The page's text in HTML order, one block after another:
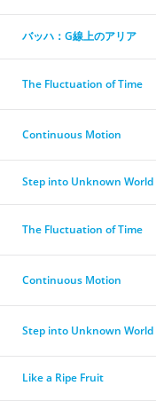
バッハ：G線上のアリア
The Fluctuation of Time
Continuous Motion
Step into Unknown World
The Fluctuation of Time
Continuous Motion
Step into Unknown World
Like a Ripe Fruit